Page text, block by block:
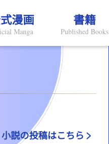
漫画
Manga
書籍
Published Books
小説の投稿はこちら